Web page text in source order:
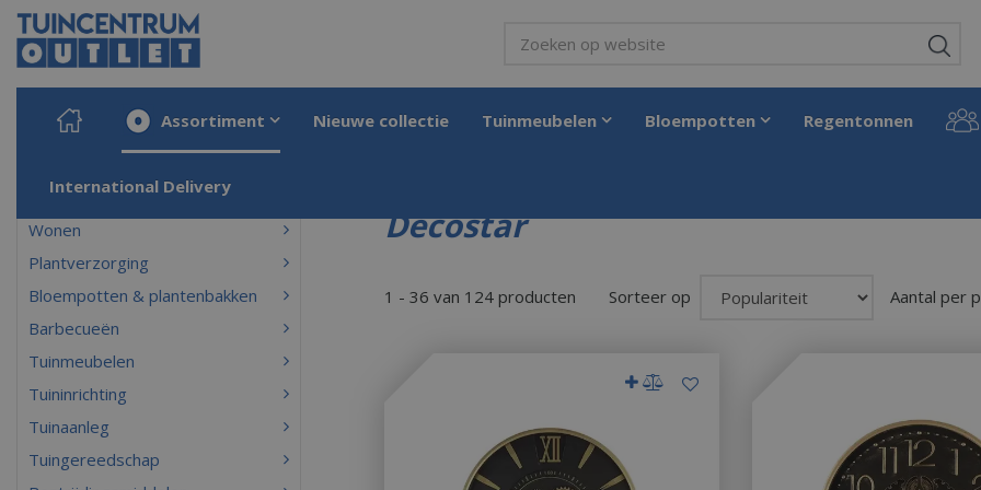
Ga
naar
content
Home Producten
Assortiment Nieuwe collectie Tuinmeubelen Bloempotten Regentonnen
International Delivery
Decostar
1 - 36 van 124 producten Aantal per
Sorteer op
Wonen
Plantverzorging
Bloempotten & plantenbakken
Barbecueën
Tuinmeubelen
Tuininrichting
Tuinaanleg
Tuingereedschap